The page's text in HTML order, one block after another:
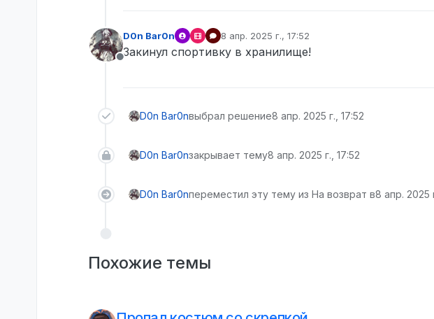
Не в сети
D0n Bar0n 8 апр. 2025 г., 17:52
отредактировано
Закинул спортивку в хранилище!
D0n Bar0nвыбрал решение8 апр. 2025 г., 17:52
D0n Bar0nзакрывает тему8 апр. 2025 г., 17:52
D0n Bar0nпереместил эту тему из На возврат в8 апр. 2025
Похожие темы